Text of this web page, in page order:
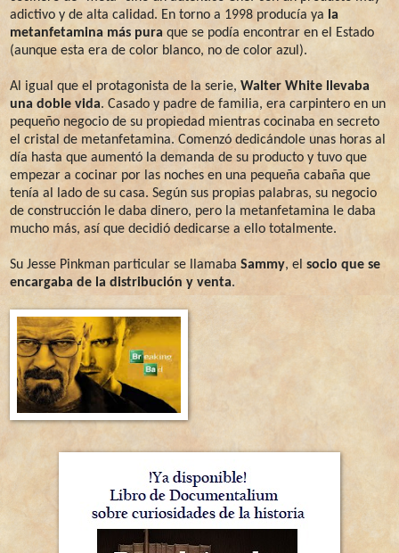
adictivo y de alta calidad. En torno a 1998 producía ya la
metanfetamina más pura que se podía encontrar en el Estado
(aunque esta era de color blanco, no de color azul).
Al igual que el protagonista de la serie, Walter White llevaba
una doble vida. Casado y padre de familia, era carpintero en un
pequeño negocio de su propiedad mientras cocinaba en secreto
el cristal de metanfetamina. Comenzó dedicándole unas horas al
día hasta que aumentó la demanda de su producto y tuvo que
empezar a cocinar por las noches en una pequeña cabaña que
tenía al lado de su casa. Según sus propias palabras, su negocio
de construcción le daba dinero, pero la metanfetamina le daba
mucho más, así que decidió dedicarse a ello totalmente.
Su Jesse Pinkman particular se llamaba Sammy, el socio que se
encargaba de la distribución y venta.